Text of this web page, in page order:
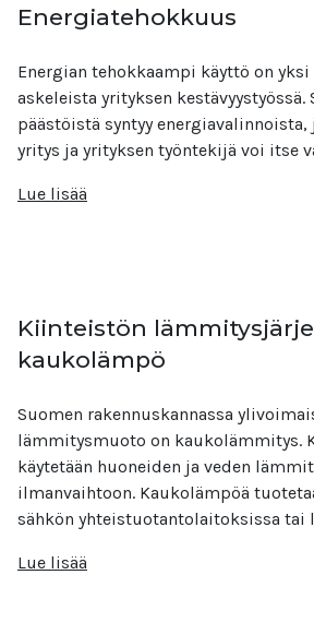
Energiatehokkuus
Energian tehokkaampi käyttö on
askeleista yrityksen kestävyystyössä.
päästöistä syntyy
yritys ja yrityksen työntekijä voi itse
Lue lisää
Kiinteistön
kaukolämpö
Suomen rakennuskannassa
lämmitysmuoto on kaukolämmitys.
käytetään huoneiden ja veden
ilmanvaihtoon. Kaukolämpöä
sähkön yhteistuotantolaitoksissa tai
Lue lisää